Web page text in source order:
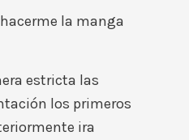
la manga
estricta las
los primeros
ira